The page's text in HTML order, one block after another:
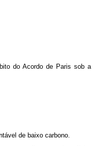
do Acordo de Paris sob a
de baixo carbono.